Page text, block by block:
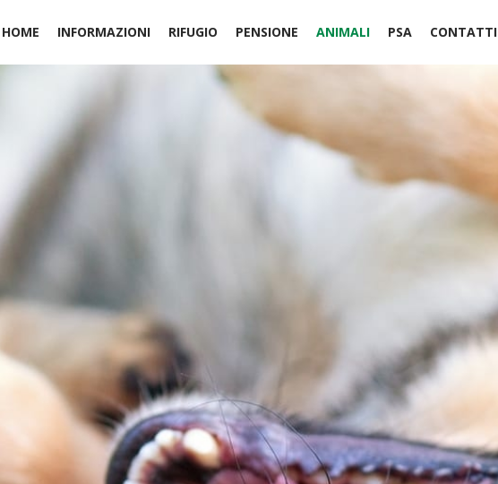
HOME INFORMAZIONI RIFUGIO PENSIONE ANIMALI PSA CONTATTI